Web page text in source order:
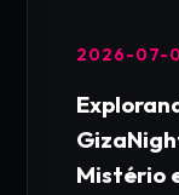
2026-07-
Mistério